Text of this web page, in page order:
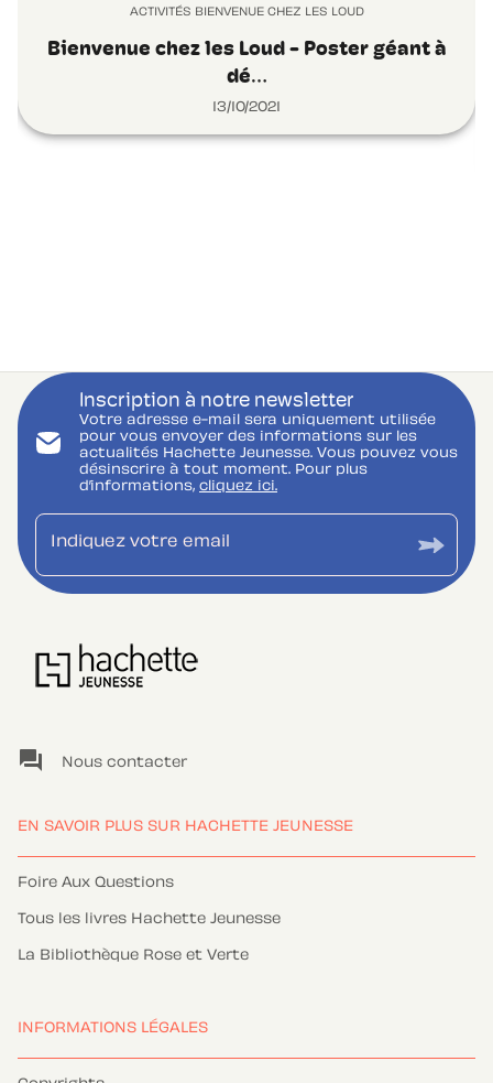
ACTIVITÉS BIENVENUE CHEZ LES LOUD
Bienvenue chez les Loud - Poster géant à
dé…
13/10/2021
Inscription à notre newsletter
Votre adresse e-mail sera uniquement utilisée
pour vous envoyer des informations sur les
actualités Hachette Jeunesse. Vous pouvez vous
désinscrire à tout moment. Pour plus
d’informations, cliquez ici.
Indiquez votre email
question_answer Nous contacter
EN SAVOIR PLUS SUR HACHETTE JEUNESSE
Foire Aux Questions
Tous les livres Hachette Jeunesse
La Bibliothèque Rose et Verte
INFORMATIONS LÉGALES